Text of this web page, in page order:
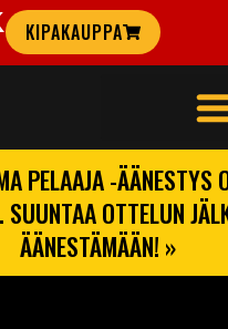
KIPAKAUPPA
PELAAJA -ÄÄNESTYS
SUUNTAA OTTELUN
ÄÄNESTÄMÄÄN! »